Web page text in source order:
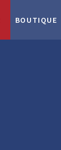
BOUTIQUE